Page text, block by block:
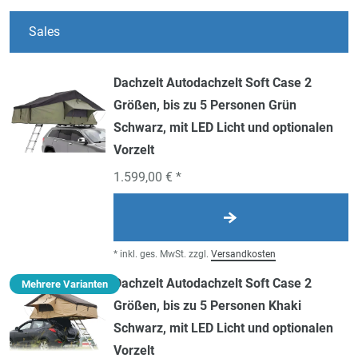
Sales
Dachzelt Autodachzelt Soft Case 2
Größen, bis zu 5 Personen Grün
Schwarz, mit LED Licht und optionalen
Vorzelt
1.599,00 € *
* inkl. ges. MwSt. zzgl. Versandkosten
Mehrere Varianten
Dachzelt Autodachzelt Soft Case 2
Größen, bis zu 5 Personen Khaki
Schwarz, mit LED Licht und optionalen
Vorzelt